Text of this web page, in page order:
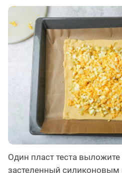
Один пласт теста
застеленный силиконовым